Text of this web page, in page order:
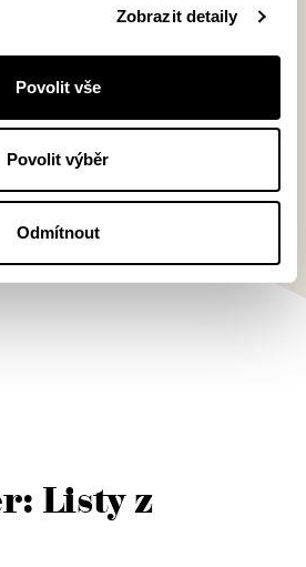
Zobrazit detaily
Povolit vše
Povolit výběr
Odmítnout
i odborné veřejnosti a získala
– společně s manželem
vražd od Sódžiho
Listy z